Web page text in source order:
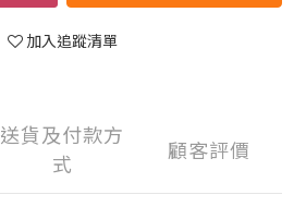
加入追蹤清單
送貨及付款方
式
顧客評價